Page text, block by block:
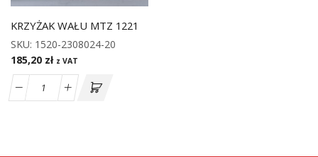
KRZYŻAK WAŁU MTZ 1221
SKU: 1520-2308024-20
185,20 zł z VAT